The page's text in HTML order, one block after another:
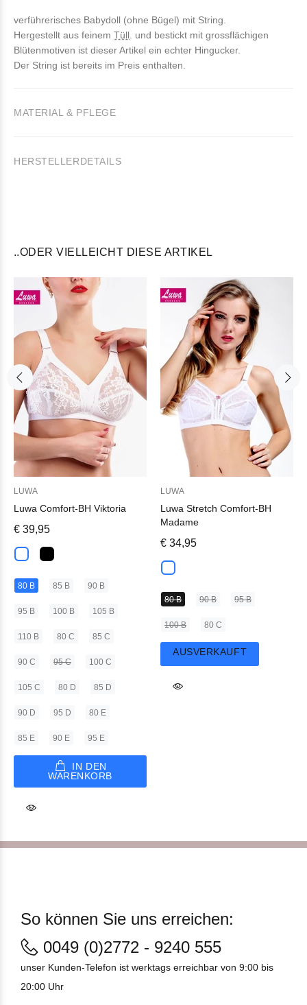
verführerisches Babydoll (ohne Bügel) mit String.
Hergestellt aus feinem Tüll . und bestickt mit grossflächigen
Blütenmotiven ist dieser Artikel ein echter Hingucker.
Der String ist bereits im Preis enthalten.
MATERIAL & PFLEGE
HERSTELLERDETAILS
..ODER VIELLEICHT DIESE ARTIKEL
LUWA
Luwa Comfort-BH Viktoria
€ 39,95
80 B 85 B 90 B
95 B 100 B 105 B
110 B 80 C 85 C
90 C 95 C 100 C
105 C 80 D 85 D
90 D 95 D 80 E
85 E 90 E 95 E
IN DEN
WARENKORB
LUWA
Luwa Stretch Comfort-BH
Madame
€ 34,95
80 B 90 B 95 B
100 B 80 C
AUSVERKAUFT
So können Sie uns erreichen:
0049 (0)2772 - 9240 555
unser Kunden-Telefon ist werktags erreichbar von 9:00 bis
20:00 Uhr